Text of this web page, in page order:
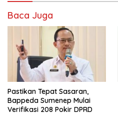
Baca Juga
Pastikan Tepat Sasaran,
Bappeda Sumenep Mulai
Verifikasi 208 Pokir DPRD